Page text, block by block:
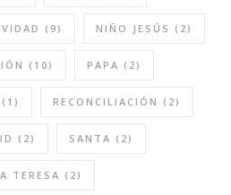
(9) NIÑO JESÚS (2)
(10) PAPA (2)
(1) RECONCILIACIÓN (2)
(2) SANTA (2)
TERESA (2)